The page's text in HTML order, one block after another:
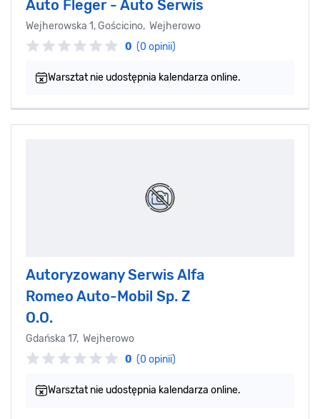
Auto Fleger - Auto Serwis
Wejherowska 1, Gościcino, Wejherowo
0 (0 opinii)
Warsztat nie udostępnia kalendarza online.
Autoryzowany Serwis Alfa
Romeo Auto-Mobil Sp. Z
O.O.
Gdańska 17, Wejherowo
0 (0 opinii)
Warsztat nie udostępnia kalendarza online.